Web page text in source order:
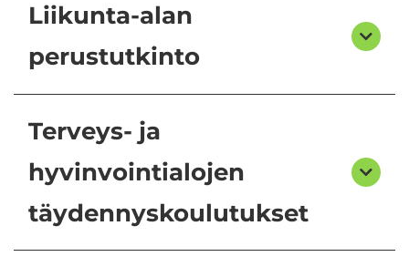
Liikunta-alan
perustutkinto
Terveys- ja
hyvinvointialojen
täydennyskoulutukset